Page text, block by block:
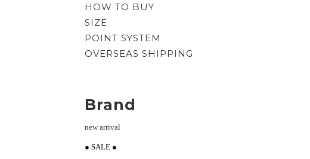
HOW TO BUY
SIZE
POINT SYSTEM
OVERSEAS SHIPPING
Brand
new arrival
● SALE ●